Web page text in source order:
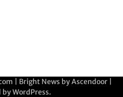
| Bright News byAscendoor
byWordPress.